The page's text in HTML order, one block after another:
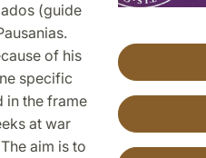
(guide
of his
specific
in the frame
at war
aim is to